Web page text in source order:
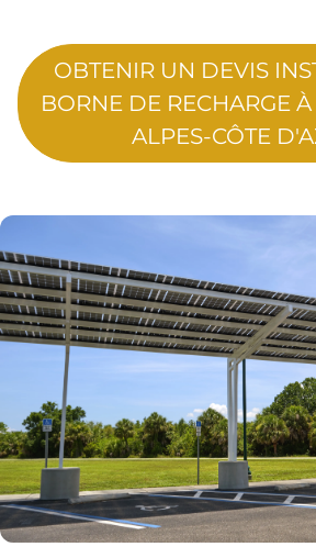
OBTENIR UN DEVIS
BORNE DE RECHARGE
ALPES-CÔTE